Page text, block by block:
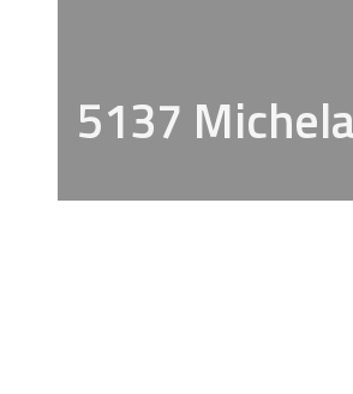
5137